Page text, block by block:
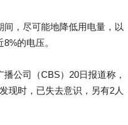
间，尽可能地降低用电量，以
的电压。
公司（CBS）20日报道称，
现时，已失去意识，另有2人